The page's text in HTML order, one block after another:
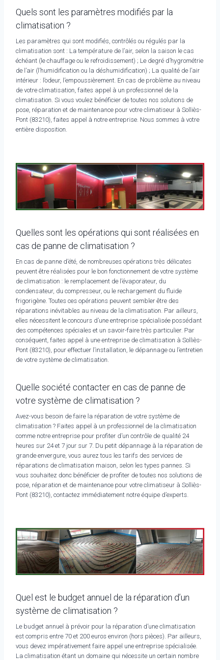
Quels sont les paramètres modifiés par la
climatisation ?
Les paramètres qui sont modifiés, contrôlés ou régulés par la
climatisation sont : La température de l’air, selon la saison le cas
échéant (le chauffage ou le refroidissement) ; Le degré d’hygrométrie
de l’air (l’humidification ou la déshumidification) ; La qualité de l’air
intérieur : l’odeur, l’empoussièrement. En cas de problème au niveau
de votre climatisation, faites appel à un professionnel de la
climatisation. Si vous voulez bénéficier de toutes nos solutions de
pose, réparation et de maintenance pour votre climatiseur à Solliès-
Pont (83210), faites appel à notre entreprise. Nous sommes à votre
entière disposition.
Quelles sont les opérations qui sont réalisées en
cas de panne de climatisation ?
En cas de panne d’été, de nombreuses opérations très délicates
peuvent être réalisées pour le bon fonctionnement de votre système
de climatisation : le remplacement de l’évaporateur, du
condensateur, du compresseur, ou le rechargement du fluide
frigorigène. Toutes ces opérations peuvent sembler être des
réparations inévitables au niveau de la climatisation. Par ailleurs,
elles nécessitent le concours d’une entreprise spécialisée possédant
des compétences spéciales et un savoir-faire très particulier. Par
conséquent, faites appel à une entreprise de climatisation à Solliès-
Pont (83210), pour effectuer l’installation, le dépannage ou l’entretien
de votre système de climatisation.
Quelle société contacter en cas de panne de
votre système de climatisation ?
Avez-vous besoin de faire la réparation de votre système de
climatisation ? Faites appel à un professionnel de la climatisation
comme notre entreprise pour profiter d’un contrôle de qualité 24
heures sur 24 et 7 jour sur 7. Du petit dépannage à la réparation de
grande envergure, vous aurez tous les tarifs des services de
réparations de climatisation maison, selon les types pannes. Si
vous souhaitez donc bénéficier de profiter de toutes nos solutions de
pose, réparation et de maintenance pour votre climatiseur à Solliès-
Pont (83210), contactez immédiatement notre équipe d’experts.
Quel est le budget annuel de la réparation d’un
système de climatisation ?
Le budget annuel à prévoir pour la réparation d’une climatisation
est compris entre 70 et 200 euros environ (hors pièces). Par ailleurs,
vous devez impérativement faire appel une entreprise spécialisée.
La climatisation étant un domaine qui nécessite un certain nombre